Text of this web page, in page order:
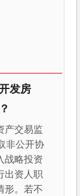
发房
产交易监
非公开协
战略投资
出资人职
形。若不